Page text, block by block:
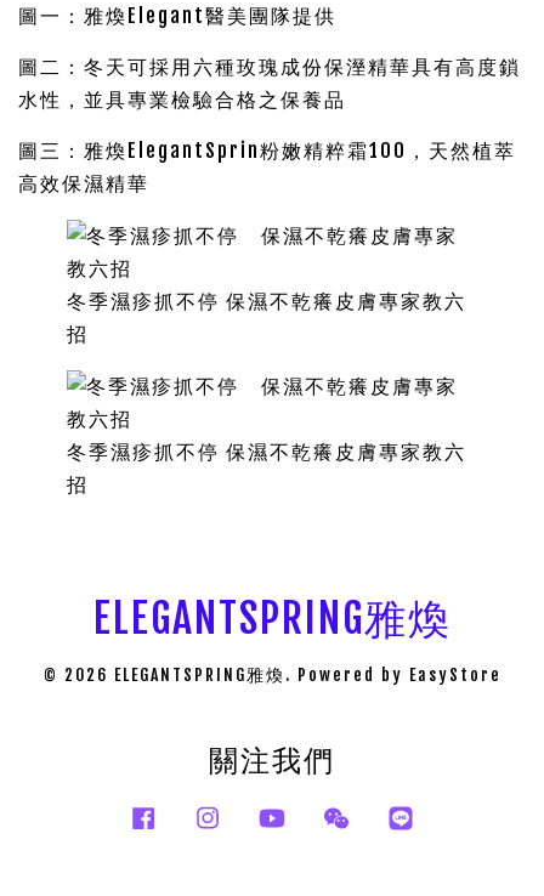
圖一：雅煥Elegant醫美團隊提供
圖二：冬天可採用六種玫瑰成份保溼精華具有高度鎖
水性，並具專業檢驗合格之保養品
圖三：雅煥ElegantSprin粉嫩精粹霜100，天然植萃
高效保濕精華
冬季濕疹抓不停 保濕不乾癢皮膚專家教六
招
冬季濕疹抓不停 保濕不乾癢皮膚專家教六
招
ELEGANTSPRING雅煥
© 2026 ELEGANTSPRING雅煥. Powered by EasyStore
關注我們
FacebookInstagramYouTube Wechat